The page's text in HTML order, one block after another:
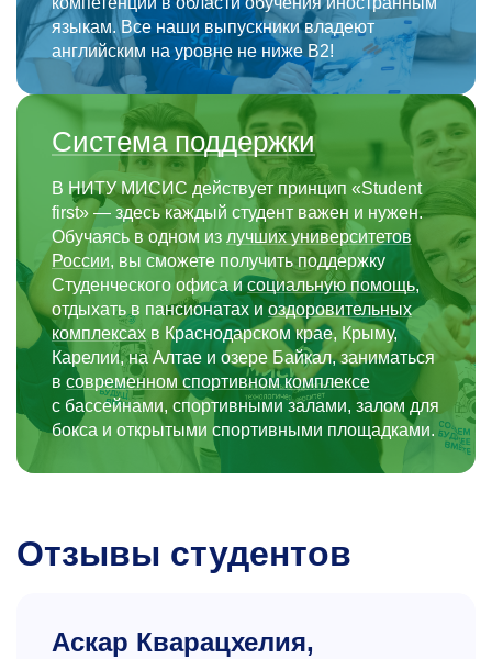
языкам. Все наши выпускники владеют
английским на уровне не ниже В2!
Система поддержки
В НИТУ МИСИС действует принцип «Student
first» — здесь каждый студент важен и нужен.
Обучаясь в одном из лучших университетов
России, вы сможете получить поддержку
Студенческого офиса и социальную помощь,
отдыхать в пансионатах и оздоровительных
комплексах в Краснодарском крае, Крыму,
Карелии, на Алтае и озере Байкал, заниматься
в современном спортивном комплексе
с бассейнами, спортивными залами, залом для
бокса и открытыми спортивными площадками.
Отзывы студентов
Аскар Кварацхелия,